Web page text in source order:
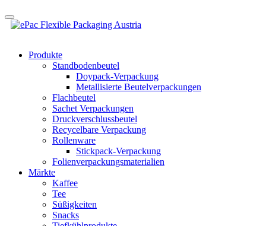
Produkte
Standbodenbeutel
Doypack-Verpackung
Metallisierte Beutelverpackungen
Flachbeutel
Sachet Verpackungen
Druckverschlussbeutel
Recycelbare Verpackung
Rollenware
Stickpack-Verpackung
Folienverpackungsmaterialien
Märkte
Kaffee
Tee
Süßigkeiten
Snacks